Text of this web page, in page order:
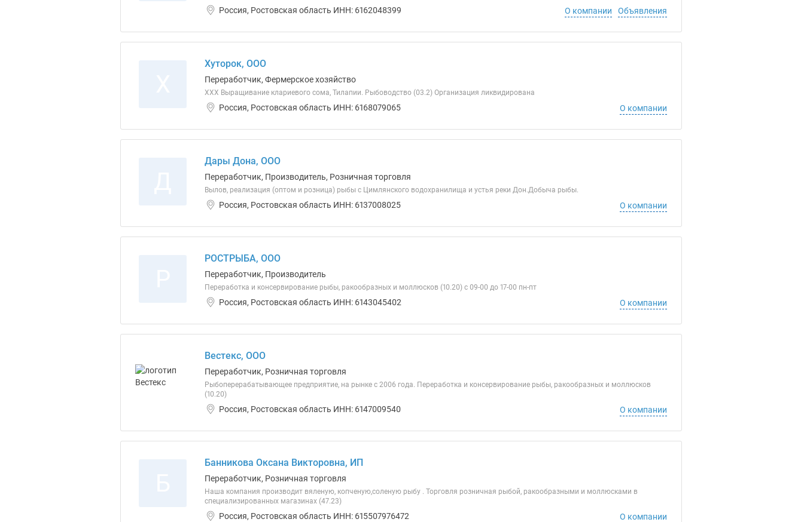
Россия, Ростовская область ИНН: 6162048399 О компании Объявления
Хуторок, ООО
Переработчик, Фермерское хозяйство
ХХХ Выращивание клариевого сома, Тилапии. Рыбоводство (03.2) Организация ликвидирована
Россия, Ростовская область ИНН: 6168079065 О компании
Дары Дона, ООО
Переработчик, Производитель, Розничная торговля
Вылов, реализация (оптом и розница) рыбы с Цимлянского водохранилища и устья реки Дон.Добыча рыбы.
Россия, Ростовская область ИНН: 6137008025 О компании
РОСТРЫБА, ООО
Переработчик, Производитель
Переработка и консервирование рыбы, ракообразных и моллюсков (10.20) с 09-00 до 17-00 пн-пт
Россия, Ростовская область ИНН: 6143045402 О компании
Вестекс, ООО
Переработчик, Розничная торговля
Рыбоперерабатывающее предприятие, на рынке с 2006 года. Переработка и консервирование рыбы, ракообразных и моллюсков
(10.20)
Россия, Ростовская область ИНН: 6147009540 О компании
Банникова Оксана Викторовна, ИП
Переработчик, Розничная торговля
Наша компания производит вяленую, копченую,соленую рыбу . Торговля розничная рыбой, ракообразными и моллюсками в
специализированных магазинах (47.23)
Россия, Ростовская область ИНН: 615507976472 О компании